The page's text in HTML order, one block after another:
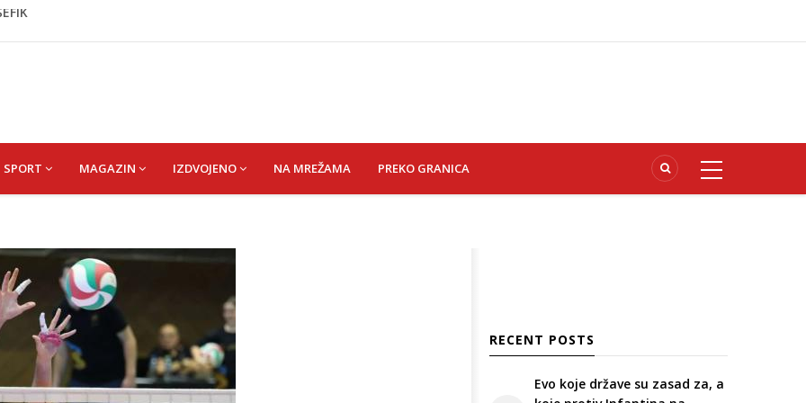
protiv Infantina na izborima: Srbija i Hrvatska se
Arabija već mjesec nije izvezla naftu u SAD
sezone Wwin lige
SPORT MAGAZIN IZDVOJENO NA MREŽAMA PREKO GRANICA
RECENT POSTS
Evo koje države su zasad za, a